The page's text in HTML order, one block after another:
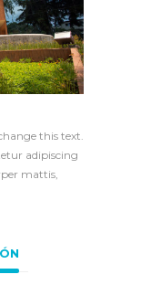
this text.
adipiscing
mattis,